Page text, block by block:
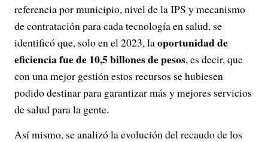
referencia por municipio, nivel de la IPS y mecanismo
de contratación para cada tecnología en salud, se
identificó que, solo en el 2023, laoportunidad de
eficiencia fue de 10,5 billones de pesos, es decir, que
con una mejor gestión estos recursos se hubiesen
podido destinar para garantizar más y mejores servicios
de salud para la gente.
Así mismo, se analizó la evolución del recaudo de los